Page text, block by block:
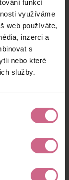
funkcí
využíváme
web používáte,
inzerci a
s
nebo které
služby.
1 800 Kč
1 569 Kč